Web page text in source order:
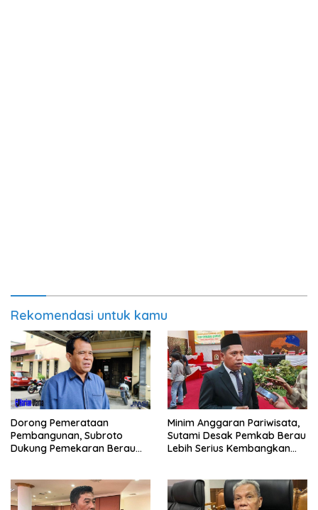
Rekomendasi untuk kamu
Dorong Pemerataan
Pembangunan, Subroto
Dukung Pemekaran Berau
Minim Anggaran Pariwisata,
Sutami Desak Pemkab Berau
Lebih Serius Kembangkan